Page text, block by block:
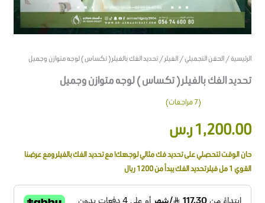
الرئيسية/الحقن التجميلي/الفيلر/ تحديد الفك بالفيلر ( تكساس ) لوجه متوازن وجميل
تحديد الفك بالفيلر ( تكساس ) لوجه متوازن وجميل
بـ4.14من
5 بناءً على
عملاء
(
7مراجعات)
1,200.00ر.س
حان الوقت لتحصلي على تحديد فك مثالي لوجهك! مع تحديد الفك بالفيلر ومع عرضنا
القوي 1 مل فيلر تحديد الفك يبدأ من 1200 ريال